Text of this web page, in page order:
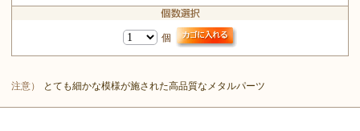
個
注意） とても細かな模様が施された高品質なメタルパーツ